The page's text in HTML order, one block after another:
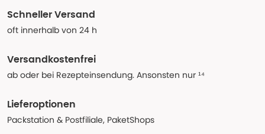
Schneller Versand
oft innerhalb von 24 h
Versandkostenfrei
ab oder bei Rezepteinsendung. Ansonsten nur ¹⁴
Lieferoptionen
Packstation & Postfiliale, PaketShops